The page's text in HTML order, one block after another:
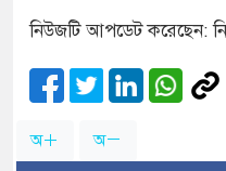
নিউজটি আপডেট করেছেন:
অ অ